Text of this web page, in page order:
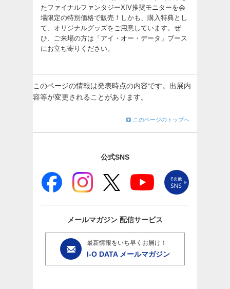
たファイナルファンタジーXIV推奨モニターを会
場限定の特別価格で販売！しかも、購入特典とし
て、オリジナルグッズをご用意しています。ぜ
ひ、ご来場の方は「アイ・オー・データ」ブース
にお立ち寄りください。
このページの情報は発表時点の内容です。出展内
容等が変更されることがあります。
このページのトップへ
公式SNS
メールマガジン 配信サービス
最新情報をいち早くお届け！
I-O DATA メールマガジン